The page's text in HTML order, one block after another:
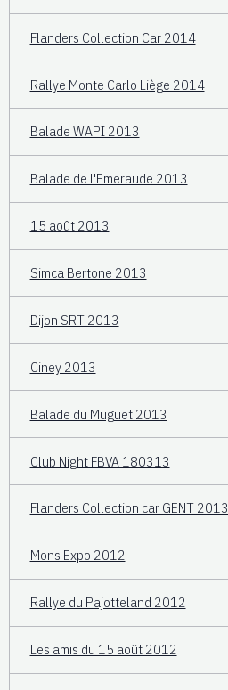
Flanders Collection Car 2014
Rallye Monte Carlo Liège 2014
Balade WAPI 2013
Balade de l'Emeraude 2013
15 août 2013
Simca Bertone 2013
Dijon SRT 2013
Ciney 2013
Balade du Muguet 2013
Club Night FBVA 180313
Flanders Collection car GENT 2013
Mons Expo 2012
Rallye du Pajotteland 2012
Les amis du 15 août 2012